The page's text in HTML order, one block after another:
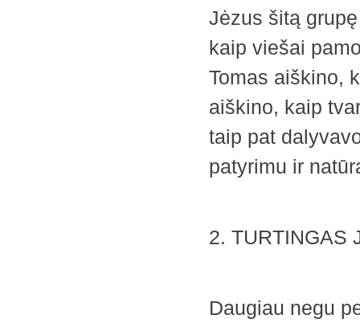
Jėzus šitą
kaip viešai
Tomas aiškino,
aiškino, kaip
taip pat
patyrimu ir
2. TURTINGAS
Daugiau negu